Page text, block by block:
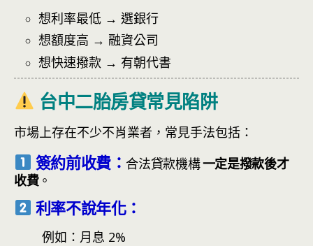
想利率最低 → 選銀行
想額度高 → 融資公司
想快速撥款 → 有朝代書
台中二胎房貸常見陷阱
市場上存在不少不肖業者，常見手法包括：
簽約前收費： 合法貸款機構一定是撥款後才
收費。
利率不說年化：
例如： 月息 2%